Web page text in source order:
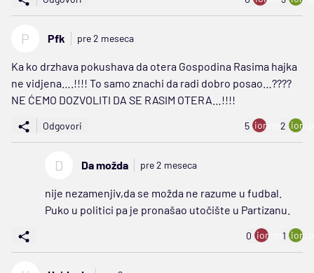
P Pfk pre 2 meseca
Ka ko drzhava pokushava da otera Gospodina Rasima hajka
ne vidjena….!!!! To samo znachi da radi dobro posao…????
NE ĆEMO DOZVOLITI DA SE RASIM OTERA…!!!!
Odgovori 5 ion:minus
2
D Da možda pre 2 meseca
nije nezamenjiv,da se možda ne razume u fudbal.
Puko u politici pa je pronašao utočište u Partizanu.
0 ion:minus
1